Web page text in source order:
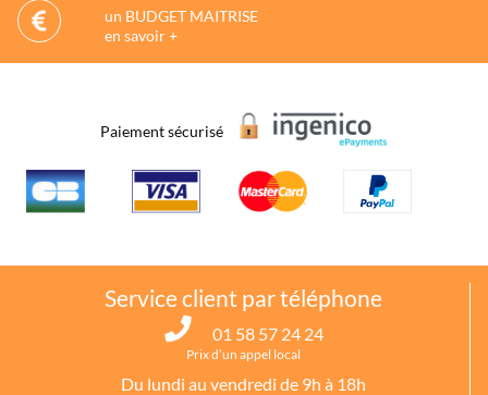
un BUDGET MAITRISE
en savoir +
Paiement sécurisé
Service client par téléphone
01 58 57 24 24
Prix d’un appel local
Du lundi au vendredi de 9h à 18h